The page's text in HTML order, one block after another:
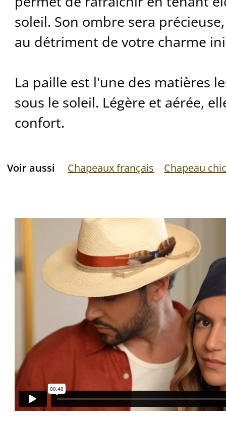
soleil. Son ombre sera
au détriment de votre charme
La paille est l'une des matières
sous le soleil. Légère et aérée,
confort.
Voir aussi Chapeaux français Chapeau